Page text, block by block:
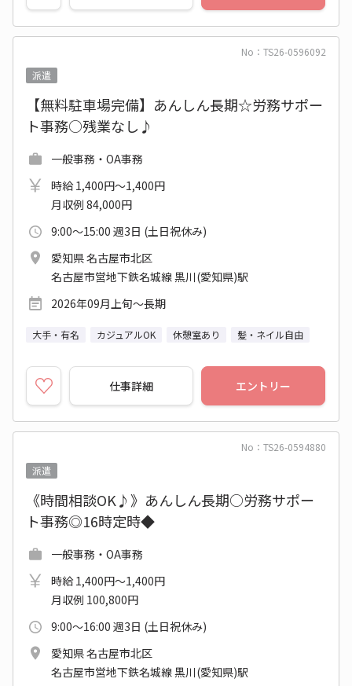
No：TS26-0596092
派遣
【無料駐車場完備】あんしん長期☆労務サポー
ト事務○残業なし♪
一般事務・OA事務
時給 1,400円～1,400円
月収例 84,000円
9:00～15:00 週3日 (土日祝休み)
愛知県 名古屋市北区
名古屋市営地下鉄名城線 黒川(愛知県)駅
2026年09月上旬～長期
大手・有名 カジュアルOK 休憩室あり 髪・ネイル自由
仕事詳細 エントリー
No：TS26-0594880
派遣
《時間相談OK♪》あんしん長期○労務サポー
ト事務◎16時定時◆
一般事務・OA事務
時給 1,400円～1,400円
月収例 100,800円
9:00～16:00 週3日 (土日祝休み)
愛知県 名古屋市北区
名古屋市営地下鉄名城線 黒川(愛知県)駅